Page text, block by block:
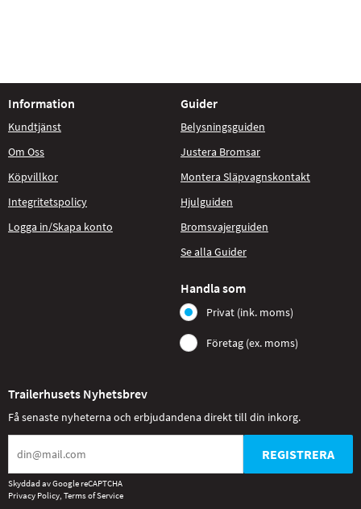
Information
Kundtjänst
Om Oss
Köpvillkor
Integritetspolicy
Logga in/Skapa konto
Guider
Belysningsguiden
Justera Bromsar
Montera Släpvagnskontakt
Hjulguiden
Bromsvajerguiden
Se alla Guider
Handla som
Privat (ink. moms)
Företag (ex. moms)
Trailerhusets Nyhetsbrev
Få senaste nyheterna och erbjudandena direkt till din inkorg.
REGISTRERA
Skyddad av Google reCAPTCHA
Privacy Policy, Terms of Service